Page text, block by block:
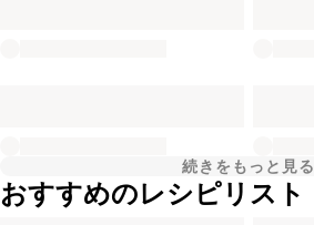
続きをもっと見る
おすすめのレシピリスト